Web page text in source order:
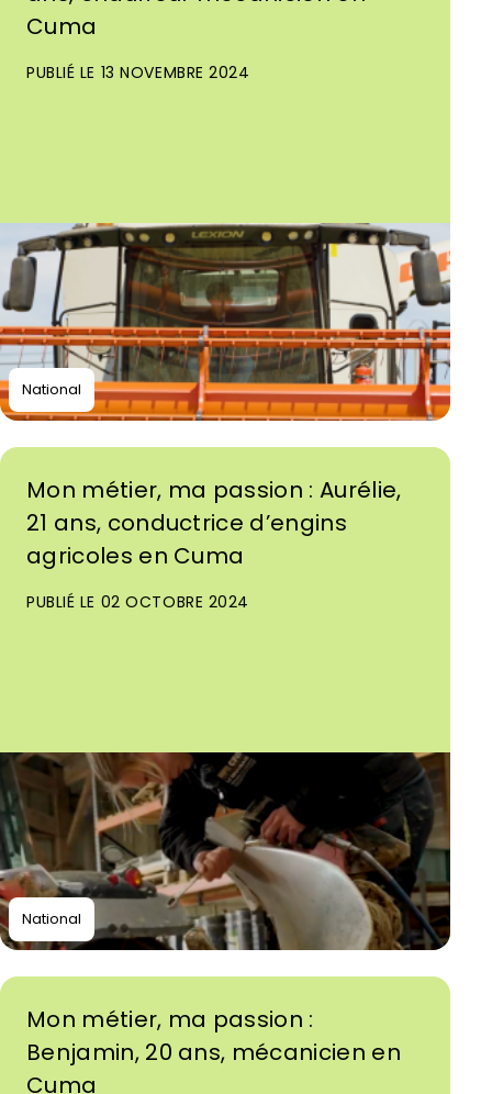
Cuma
PUBLIÉ LE 13 NOVEMBRE 2024
National
Mon métier, ma passion : Aurélie,
21 ans, conductrice d’engins
agricoles en Cuma
PUBLIÉ LE 02 OCTOBRE 2024
National
Mon métier, ma passion :
Benjamin, 20 ans, mécanicien en
Cuma